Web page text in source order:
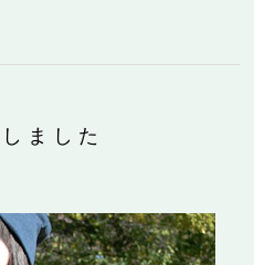
ました